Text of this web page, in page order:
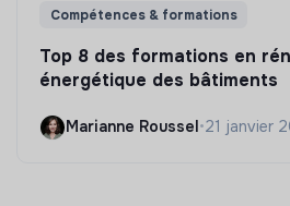
Compétences & formations
Top 8 des formations en
énergétique des bâtiments
Marianne Roussel•21 janvier